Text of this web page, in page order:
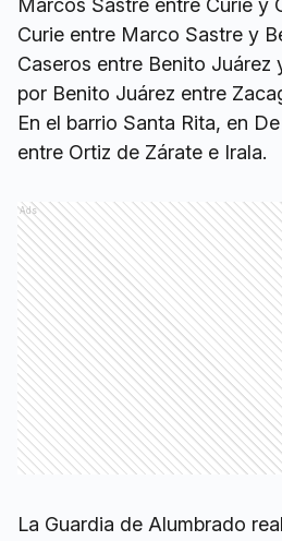
Marcos Sastre entre Curie y
Curie entre Marco Sastre y
Caseros entre Benito Juárez
por Benito Juárez entre
En el barrio Santa Rita, en
entre Ortiz de Zárate e Irala.
Ads
La Guardia de Alumbrado